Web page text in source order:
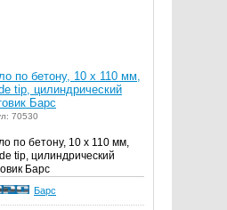
по бетону, 10 х 110 мм,
tip, цилиндрический
Барс
70530
по бетону, 10 х 110 мм,
tip, цилиндрический
Барс
Барс